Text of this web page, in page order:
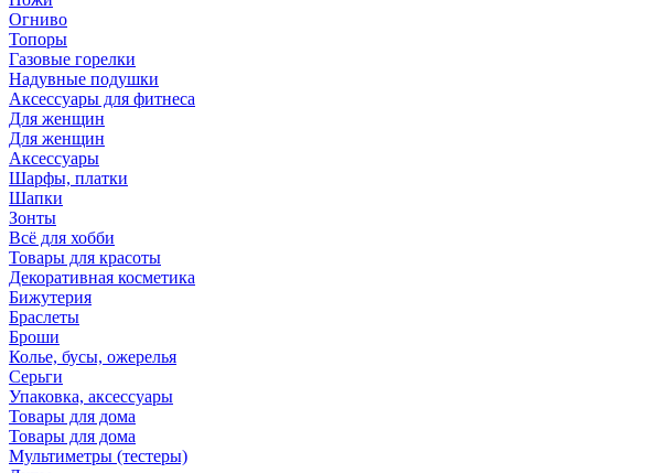
Огниво
Топоры
Газовые горелки
Надувные подушки
Аксессуары для фитнеса
Для женщин
Для женщин
Аксессуары
Шарфы, платки
Шапки
Зонты
Всё для хобби
Товары для красоты
Декоративная косметика
Бижутерия
Браслеты
Броши
Колье, бусы, ожерелья
Серьги
Упаковка, аксессуары
Товары для дома
Товары для дома
Мультиметры (тестеры)